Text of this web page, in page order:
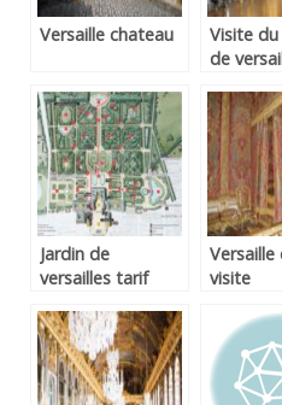
Versaille chateau
Visite
de
Jardin de
versailles tarif
Versaille
visite